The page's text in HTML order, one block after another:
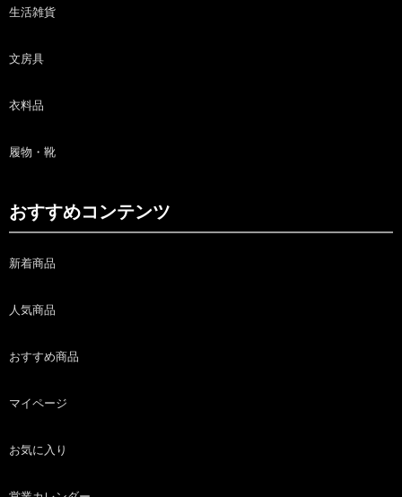
生活雑貨
文房具
衣料品
履物・靴
おすすめコンテンツ
新着商品
人気商品
おすすめ商品
マイページ
お気に入り